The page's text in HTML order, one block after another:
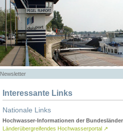
Newsletter
Interessante Links
Nationale Links
Hochwasser-Informationen der Bundesländer
Länderübergreifendes Hochwasserportal ↗